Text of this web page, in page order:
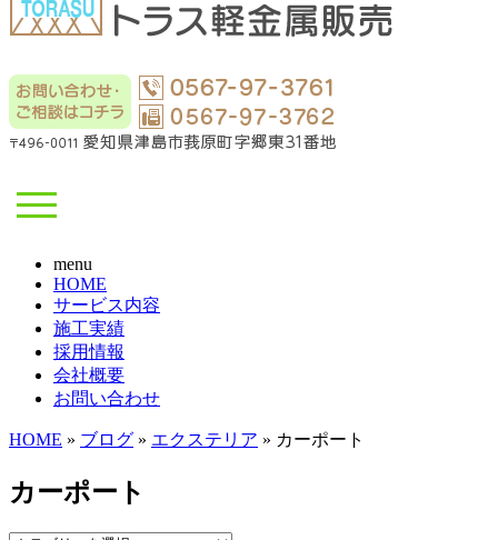
menu
HOME
サービス内容
施工実績
採用情報
会社概要
お問い合わせ
HOME » ブログ » エクステリア » カーポート
カーポート